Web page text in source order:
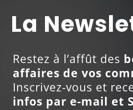
La
Restez à l’affût des
affaires de vos
Inscrivez-vous et
infos par e-mail et